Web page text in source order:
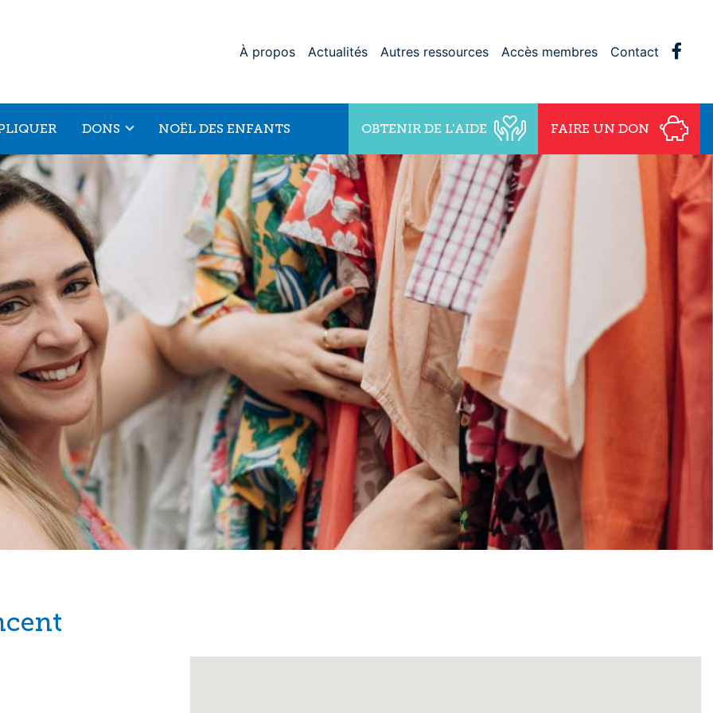
À propos Actualités Autres ressources Accès membres Contact
DONS NOËL DES ENFANTS OBTENIR DE L'AIDE FAIRE UN DON